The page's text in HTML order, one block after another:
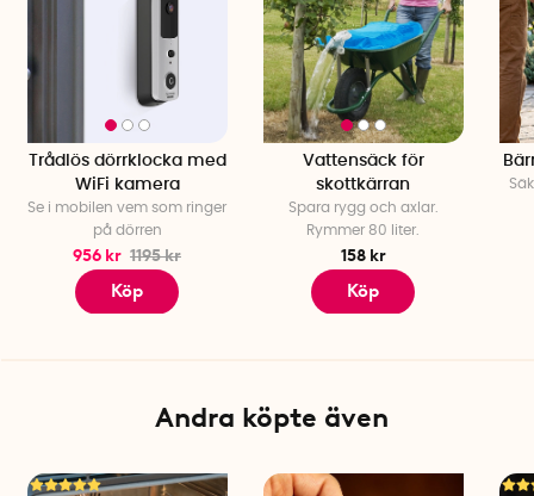
Trådlös dörrklocka med
WiFi kamera
Se i mobilen vem som ringer
på dörren
956 kr 1195 kr
Köp
Vattensäck för
skottkärran
Spara rygg och axlar.
Rymmer 80 liter.
158 kr
Köp
Andra köpte även